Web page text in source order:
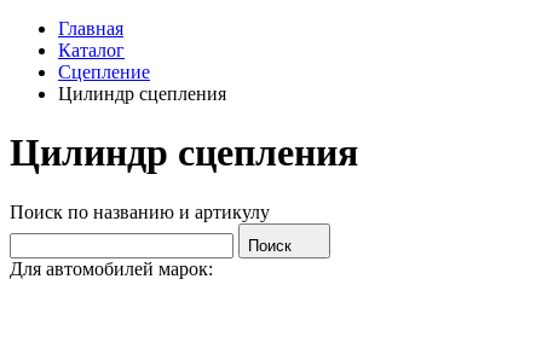
Главная
Каталог
Сцепление
Цилиндр сцепления
Цилиндр сцепления
Поиск по названию и артикулу
Поиск
Для автомобилей марок: